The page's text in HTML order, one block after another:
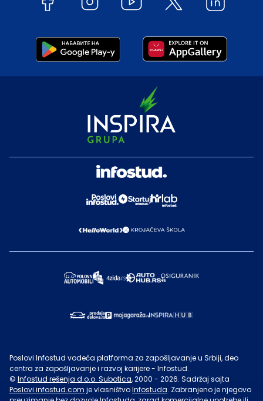
Poslovi Infostud vodeća platforma za zapošljavanje u Srbiji, deo
centra za zapošljavanje i razvoj karijere - Infostud.
© Infostud rešenja d.o.o. Subotica, 2000 - 2026. Sadržaj sajta
Poslovi.infostud.com je vlasništvoInfostuda. Zabranjeno je njegovo